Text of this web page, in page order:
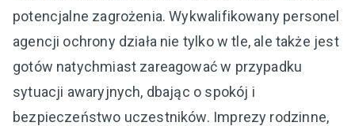
potencjalne zagrożenia. Wykwalifikowany personel
agencji ochrony działa nie tylko w tle, ale także jest
gotów natychmiast zareagować w przypadku
sytuacji awaryjnych, dbając o spokój i
bezpieczeństwo uczestników. Imprezy rodzinne,